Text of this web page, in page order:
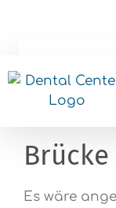
Kann
Es wäre